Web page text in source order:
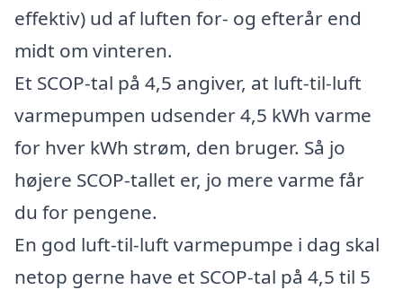
effektiv) ud af luften for- og efterår end
midt om vinteren.
Et SCOP-tal på 4,5 angiver, at luft-til-luft
varmepumpen udsender 4,5 kWh varme
for hver kWh strøm, den bruger. Så jo
højere SCOP-tallet er, jo mere varme får
du for pengene.
En god luft-til-luft varmepumpe i dag skal
netop gerne have et SCOP-tal på 4,5 til 5